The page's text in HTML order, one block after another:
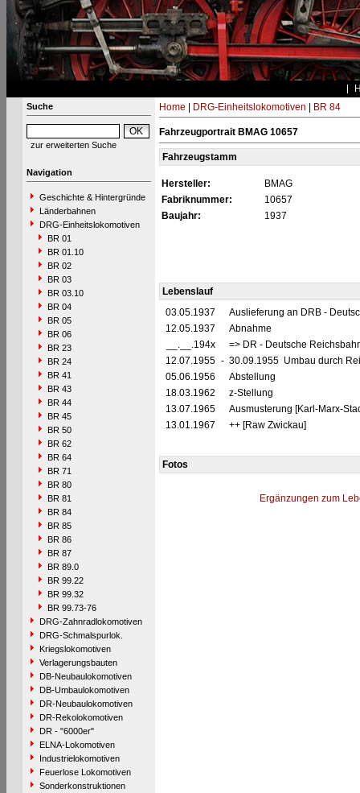
Suche
zur erweiterten Suche
Navigation
Geschichte & Hintergründe
Länderbahnen
DRG-Einheitslokomotiven
BR 01
BR 01.10
BR 02
BR 03
BR 03.10
BR 04
BR 05
BR 06
BR 23
BR 24
BR 41
BR 43
BR 44
BR 45
BR 50
BR 62
BR 64
BR 71
BR 80
BR 81
BR 84
BR 85
BR 86
BR 87
BR 89.0
BR 99.22
BR 99.32
BR 99.73-76
DRG-Zahnradlokomotiven
DRG-Schmalspurlok.
Kriegslokomotiven
Verlagerungsbauten
DB-Neubaulokomotiven
DB-Umbaulokomotiven
DR-Neubaulokomotiven
DR-Rekolokomotiven
DR - "6000er"
ELNA-Lokomotiven
Industrielokomotiven
Feuerlose Lokomotiven
Sonderkonstruktionen
Home DRG-Einheitslokomotiven BR 84
Fahrzeugportrait BMAG 10657
Fahrzeugstamm
Hersteller:
BMAG
Fabriknummer:
10657
Baujahr:
1937
Lebenslauf
03.05.1937
Auslieferung an DRB -
12.05.1937
Abnahme
__.__.194x
=> DR - Deutsche
12.07.1955 - 30.09.1955 Umbau durch
05.06.1956
Abstellung
18.03.1962
z-Stellung
13.07.1965
Ausmusterung [Karl-Marx-
13.01.1967
++ [Raw Zwickau]
Fotos
Ergänzungen zum